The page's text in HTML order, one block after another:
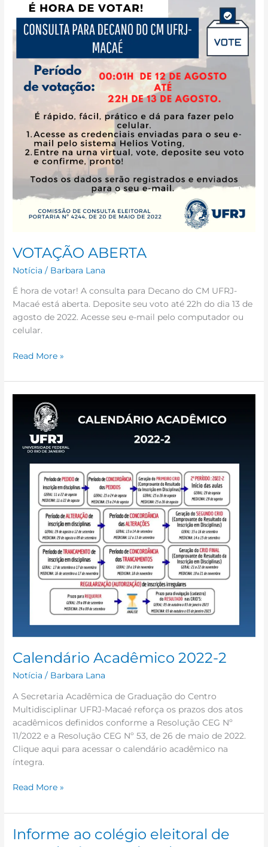
VOTAÇÃO ABERTA
Notícia / Barbara Lana
É hora de votar! A consulta para Decano do CM UFRJ-
Macaé está aberta. Deposite seu voto até 22h do dia 13 de
agosto de 2022. Acesse seu e-mail pelo computador ou
celular.
ABERTA
Read More »
Calendário Acadêmico 2022-2
Notícia / Barbara Lana
A Secretaria Acadêmica de Graduação do Centro
Multidisciplinar UFRJ-Macaé reforça os prazos dos atos
acadêmicos definidos conforme a Resolução CEG Nº
11/2022 e a Resolução CEG Nº 53, de 26 de maio de 2022.
Clique aqui para acessar o calendário acadêmico na
íntegra.
Calendário
Acadêmico
2022-
Read More »
Informe ao colégio eleitoral de
Informe